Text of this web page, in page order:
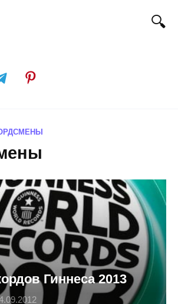
Гиннеса 2013